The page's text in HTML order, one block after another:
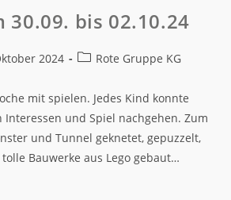
30.09. bis 02.10.24
2024 Rote Gruppe KG
mit spielen. Jedes Kind konnte
und Spiel nachgehen. Zum
und Tunnel geknetet, gepuzzelt,
Bauwerke aus Lego gebaut…